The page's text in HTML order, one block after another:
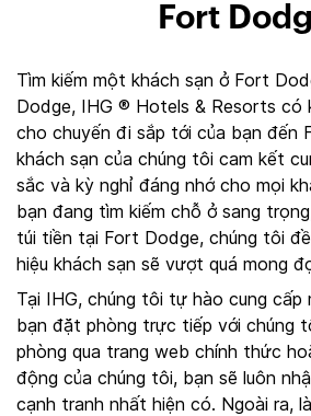
Fort
Tìm kiếm một khách sạn ở Fort
Dodge, IHG ® Hotels & Resorts có
cho chuyến đi sắp tới của bạn đến
khách sạn của chúng tôi cam kết
sắc và kỳ nghỉ đáng nhớ cho mọi
bạn đang tìm kiếm chỗ ở sang
túi tiền tại Fort Dodge, chúng tôi
hiệu khách sạn sẽ vượt quá mong
Tại IHG, chúng tôi tự hào cung
bạn đặt phòng trực tiếp với chúng
phòng qua trang web chính thức
động của chúng tôi, bạn sẽ luôn
cạnh tranh nhất hiện có. Ngoài ra,